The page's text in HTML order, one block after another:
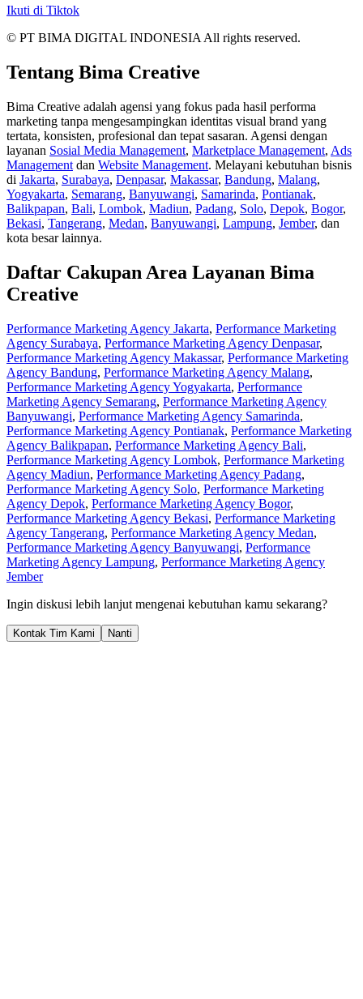
Ikuti di Tiktok
© PT BIMA DIGITAL INDONESIA All rights reserved.
Tentang Bima Creative
Bima Creative adalah agensi yang fokus pada hasil performa
marketing tanpa mengesampingkan identitas visual brand yang
tertata, konsisten, profesional dan tepat sasaran. Agensi dengan
layanan Sosial Media Management, Marketplace Management, Ads
Management dan Website Management. Melayani kebutuhan bisnis
di Jakarta, Surabaya, Denpasar, Makassar, Bandung, Malang,
Yogyakarta, Semarang, Banyuwangi, Samarinda, Pontianak,
Balikpapan, Bali, Lombok, Madiun, Padang, Solo, Depok, Bogor,
Bekasi, Tangerang, Medan, Banyuwangi, Lampung, Jember, dan
kota besar lainnya.
Daftar Cakupan Area Layanan Bima
Creative
Performance Marketing Agency Jakarta, Performance Marketing
Agency Surabaya, Performance Marketing Agency Denpasar,
Performance Marketing Agency Makassar, Performance Marketing
Agency Bandung, Performance Marketing Agency Malang,
Performance Marketing Agency Yogyakarta, Performance
Marketing Agency Semarang, Performance Marketing Agency
Banyuwangi, Performance Marketing Agency Samarinda,
Performance Marketing Agency Pontianak, Performance Marketing
Agency Balikpapan, Performance Marketing Agency Bali,
Performance Marketing Agency Lombok, Performance Marketing
Agency Madiun, Performance Marketing Agency Padang,
Performance Marketing Agency Solo, Performance Marketing
Agency Depok, Performance Marketing Agency Bogor,
Performance Marketing Agency Bekasi, Performance Marketing
Agency Tangerang, Performance Marketing Agency Medan,
Performance Marketing Agency Banyuwangi, Performance
Marketing Agency Lampung, Performance Marketing Agency
Jember
Ingin diskusi lebih lanjut mengenai kebutuhan kamu sekarang?
Kontak Tim Kami Nanti